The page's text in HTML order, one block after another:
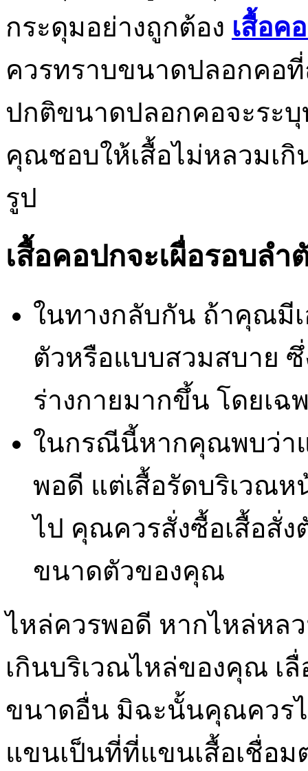
กระดุมอย่างถูกต้อง เสื้อค
ควรทราบขนาดปลอกคอ
ปกติขนาดปลอกคอจะระบุ
คุณชอบให้เสื้อไม่หลวมเกิ
รูป
เสื้อคอปกจะเผื่อรอบล
ในทางกลับกัน ถ้าคุณมี
ตัวหรือแบบสวมสบาย ซึ่
ร่างกายมากขึ้น โดยเ
ในกรณีนี้หากคุณพบว่า
พอดี แต่เสื้อรัดบริเวณ
ไป คุณควรสั่งซื้อเสื้อสั่ง
ขนาดตัวของคุณ
ไหล่ควรพอดี หากไหล่หล
เกินบริเวณไหล่ของคุณ เ
ขนาดอื่น มิฉะนั้นคุณควรไ
แขนเป็นที่ที่แขนเสื้อเชื่อ